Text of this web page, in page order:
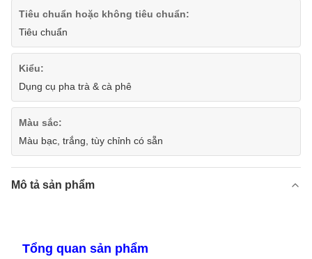
Tiêu chuẩn hoặc không tiêu chuẩn:
Tiêu chuẩn
Kiểu:
Dụng cụ pha trà & cà phê
Màu sắc:
Màu bạc, trắng, tùy chỉnh có sẵn
Mô tả sản phẩm
Tổng quan sản phẩm